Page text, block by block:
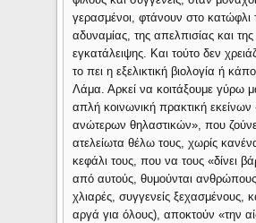
γερασμένοι, φτάνουν στο κατώφλι
αδυναμίας, της απελπισίας και της
εγκατάλειψης. Και τούτο δεν
το πει η εξελικτική βιολογία ή
Λάμα. Αρκεί να κοιτάξουμε γύρω
απλή κοινωνική πρακτική εκείνων
ανώτερων θηλαστικών», που
ατελείωτα θέλω τους, χωρίς
κεφάλι τους, που να τους «δίνει
από αυτούς, θυμούνται
χλιαρές, συγγενείς ξεχασμένους,
αργά για όλους), αποκτούν «την